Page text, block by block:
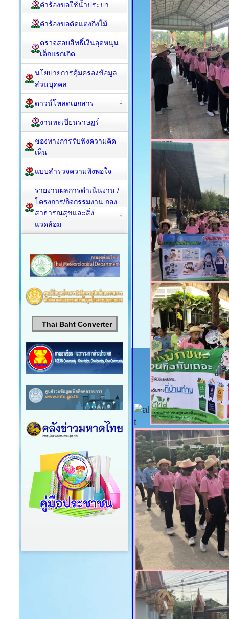
คำร้องขอใช้น้ำประปา
คำร้องขอตัดแต่งกิ่งไม้
ตรวจสอบสิทธิ์เงินอุดหนุน
เด็กแรกเกิด
นโยบายการคุ้มครองข้อมูล
ส่วนบุคคล
ดาวน์โหลดเอกสาร
งานทะเบียนราษฎร์
ช่องทางการรับฟังความคิด
เห็น
แบบสำรวจความพึงพอใจ
รายงานผลการดำเนินงาน /
โครงการ/กิจกรรมงาน กอง
สาธารณสุขและสิ่ง
แวดล้อม
Thai Baht Converter